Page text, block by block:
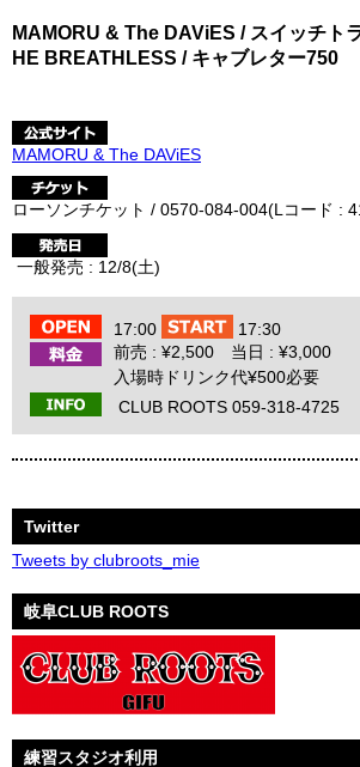
MAMORU & The DAViES / スイッチト
HE BREATHLESS / キャブレター750
MAMORU & The DAViES
ローソンチケット / 0570-084-004(Lコード :
一般発売 : 12/8(土)
17:00
17:30
前売 : ¥2,500 当日 : ¥3,000
入場時ドリンク代¥500必要
CLUB ROOTS 059-318-4725
Twitter
Tweets by clubroots_mie
岐阜CLUB ROOTS
練習スタジオ利用